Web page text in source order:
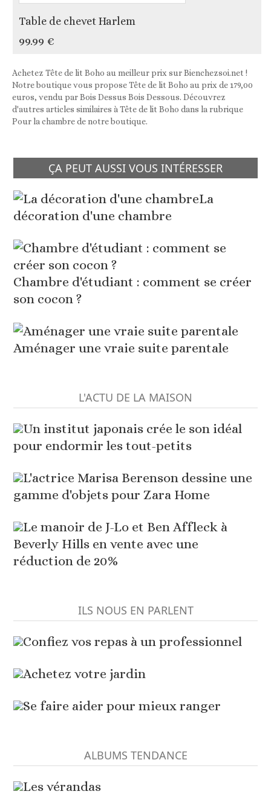
Table de chevet Harlem
99.99 €
Achetez Tête de lit Boho au meilleur prix sur Bienchezsoi.net !
Notre boutique vous propose Tête de lit Boho au prix de 179,00
euros, vendu par Bois Dessus Bois Dessous. Découvrez
d'autres articles similaires à Tête de lit Boho dans la rubrique
Pour la chambre de notre boutique.
ÇA PEUT AUSSI VOUS INTÉRESSER
La
décoration d'une chambre
Chambre d'étudiant : comment se créer
son cocon ?
Aménager une vraie suite parentale
L'ACTU DE LA MAISON
Un institut japonais crée le son idéal
pour endormir les tout-petits
L'actrice Marisa Berenson dessine une
gamme d'objets pour Zara Home
Le manoir de J-Lo et Ben Affleck à
Beverly Hills en vente avec une
réduction de 20%
ILS NOUS EN PARLENT
Confiez vos repas à un professionnel
Achetez votre jardin
Se faire aider pour mieux ranger
ALBUMS TENDANCE
Les vérandas